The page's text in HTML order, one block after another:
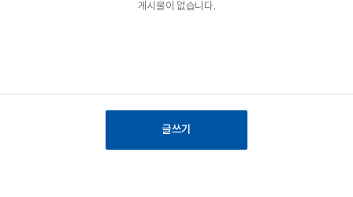
게시물이 없습니다.
글쓰기